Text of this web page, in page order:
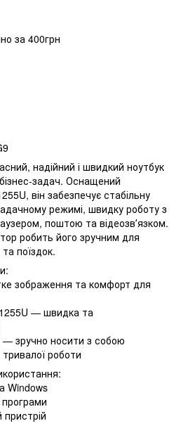
за 400грн
надійний і швидкий ноутбук
задач. Оснащений
він забезпечує стабільну
режимі, швидку роботу з
поштою та відеозвʼязком.
робить його зручним для
поїздок.
зображення та комфорт для
— швидка та
— зручно носити з собою
роботи
Windows
програми